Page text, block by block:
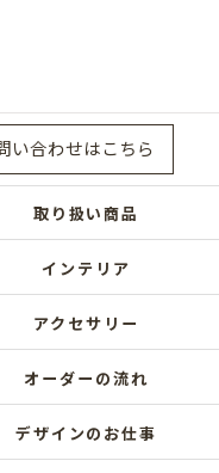
い合わせはこちら
取り扱い商品
インテリア
アクセサリー
オーダーの流れ
デザインのお仕事